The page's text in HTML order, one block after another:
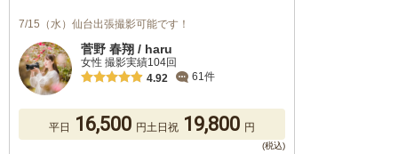
7/15（水）仙台出張撮影可能です！
菅野 春翔 / haru
女性 撮影実績104回
4.92
61件
平日 16,500 円土日祝 19,800 円